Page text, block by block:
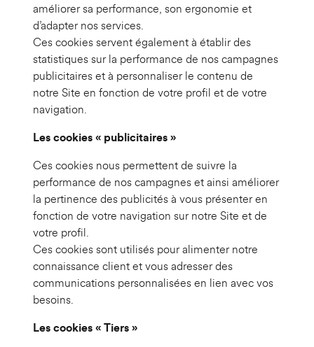
améliorer sa performance, son ergonomie et
d’adapter nos services.
Ces cookies servent également à établir des
statistiques sur la performance de nos campagnes
publicitaires et à personnaliser le contenu de
notre Site en fonction de votre profil et de votre
navigation.
Les cookies « publicitaires »
Ces cookies nous permettent de suivre la
performance de nos campagnes et ainsi améliorer
la pertinence des publicités à vous présenter en
fonction de votre navigation sur notre Site et de
votre profil.
Ces cookies sont utilisés pour alimenter notre
connaissance client et vous adresser des
communications personnalisées en lien avec vos
besoins.
Les cookies « Tiers »